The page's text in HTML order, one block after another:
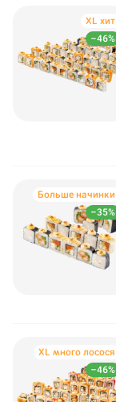
–46%
XL хит
–35%
Больше начинки
–46%
XL много лосося